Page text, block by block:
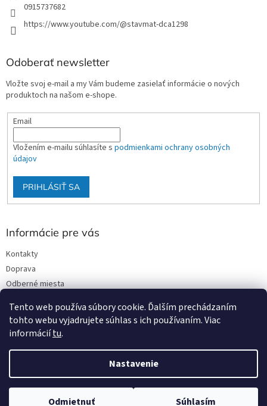
Tento web používa súbory cookie. Ďalším prechádzaním
tohto webu vyjadrujete súhlas s ich používaním. Viac
informáciítu.
Nastavenie
Odmietnuť Súhlasím
0915737682
https://www.youtube.com/@stavmat-dca1298
Odoberať newsletter
Vložte svoj e-mail a my Vám budeme zasielať informácie o nových
produktoch na našom e-shope.
Email
Vložením e-mailu súhlasíte s podmienkami ochrany osobných
údajov
PRIHLÁSIŤ SA
Informácie pre vás
Kontakty
Doprava
Odberné miesta
Obchodné podmienky
Vytvoril Shoptet
Copyright 2026Stavmat DCA . Všetky práva vyhradené.